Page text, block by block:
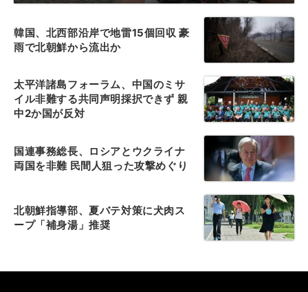
韓国、北西部沿岸で地雷15個回収 豪
雨で北朝鮮から流出か
太平洋諸島フォーラム、中国のミサ
イル非難する共同声明採択できず 親
中2か国が反対
国連事務総長、ロシアとウクライナ
両国を非難 民間人狙った攻撃めぐり
北朝鮮指導部、夏バテ対策に犬肉ス
ープ「補身湯」推奨